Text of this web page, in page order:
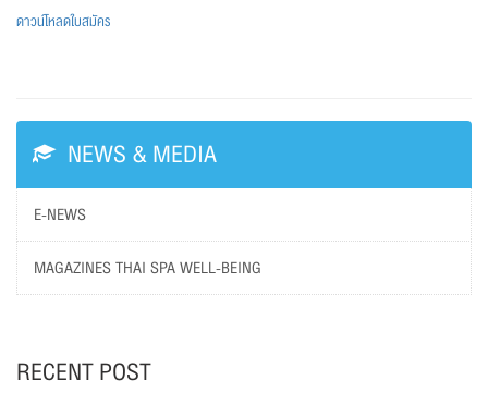
ดาวน์โหลดใบสมัคร
NEWS & MEDIA
E-NEWS
MAGAZINES THAI SPA WELL-BEING
RECENT POST